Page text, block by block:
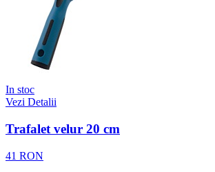
In stoc
Vezi Detalii
Trafalet velur 20 cm
41 RON